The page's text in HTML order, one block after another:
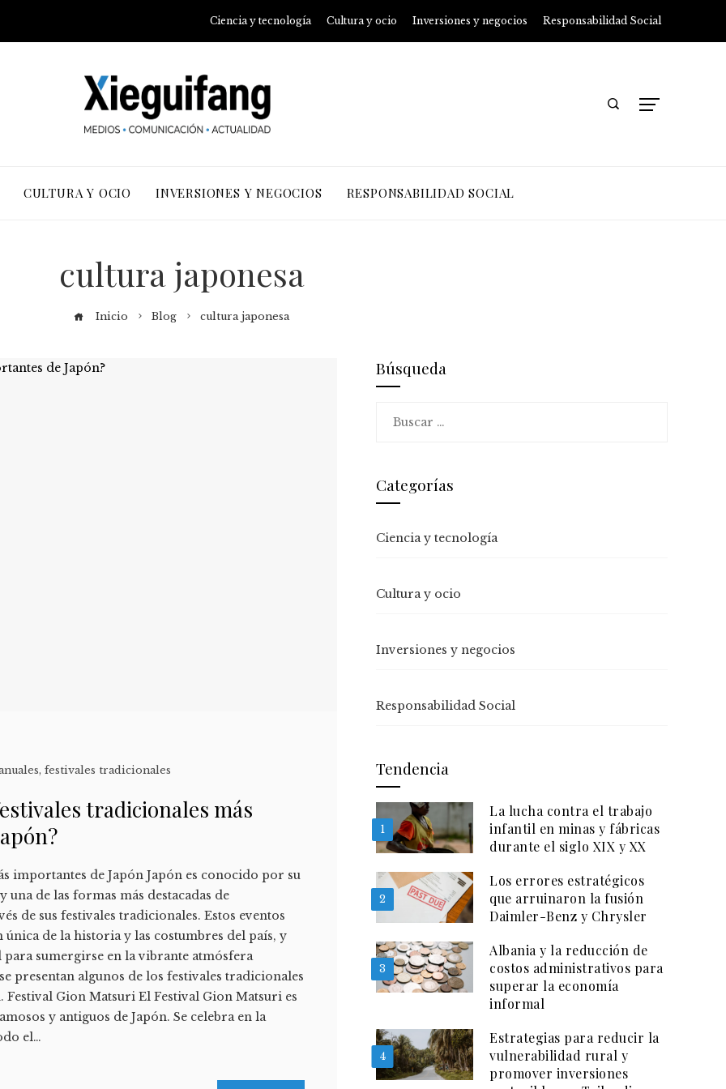
Ciencia y tecnología Cultura y ocio Inversiones y negocios Responsabilidad Social
CULTURA Y OCIO INVERSIONES Y NEGOCIOS RESPONSABILIDAD SOCIAL
cultura japonesa
Inicio Blog cultura japonesa
,festivales tradicionales
tradicionales más
importantes de Japón Japón es conocido por su
de las formas más destacadas de
de sus festivales tradicionales. Estos eventos
única de la historia y las costumbres del país, y
sumergirse en la vibrante atmósfera
presentan algunos de los festivales tradicionales
Festival Gion Matsuri El Festival Gion Matsuri es
y antiguos de Japón. Se celebra en la
el…
Búsqueda
Categorías
Ciencia y tecnología
Cultura y ocio
Inversiones y negocios
Responsabilidad Social
Tendencia
1
La lucha contra el trabajo
infantil en minas y fábricas
durante el siglo XIX y XX
2
Los errores estratégicos
que arruinaron la fusión
Daimler-Benz y Chrysler
3
Albania y la reducción de
costos administrativos para
superar la economía
informal
4
Estrategias para reducir la
vulnerabilidad rural y
promover inversiones